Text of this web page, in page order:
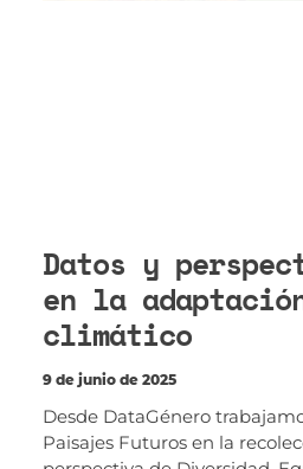
Datos y
en la
climático
9 de junio de 2025
Desde DataGénero
Paisajes Futuros en la